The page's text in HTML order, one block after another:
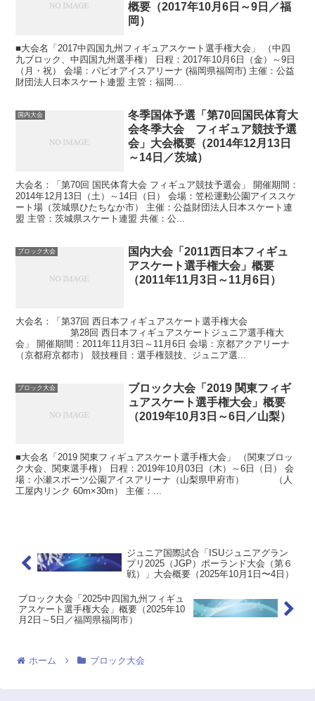
概要（2017年10月6日～9日／福
岡）
■大会名「2017中四国九州フィギュアスケート選手権大会」 （中四
九ブロック、中四国九州選手権） 日程：2017年10月6日（金）～9日
（月・祝） 会場：パピオアイスアリーナ (福岡県福岡市) 主催：公益
財団法人日本スケート連盟 主管：福岡...
国内大会
冬季国体予選「第70回国民体育大
会冬季大会 フィギュア競技予選
会」大会概要（2014年12月13日
～14日／茨城）
大会名：「第70回 国民体育大会 フィギュア競技予選会」 開催期間：
2014年12月13日（土）～14日（日） 会場：笠松運動公園アイススケ
ート場（茨城県ひたちなか市） 主催：公益財団法人日本スケート連
盟 主管：茨城県スケート連盟 共催：公...
ブロック大会
国内大会「2011西日本フィギュ
アスケート選手権大会」概要
（2011年11月3日～11月6日）
大会名：「第37回 西日本フィギュアスケート選手権大会
第28回 西日本フィギュアスケートジュニア選手権大
会」 開催期間：2011年11月3日～11月6日 会場：京都アクアリーナ
（京都府京都市） 競技種目：選手権競技、ジュニア選...
ブロック大会
ブロック大会「2019 関東フィギ
ュアスケート選手権大会」概要
（2019年10月3日～6日／山梨）
■大会名「2019 関東フィギュアスケート選手権大会」 （関東ブロッ
ク大会、関東選手権） 日程：2019年10月03日（木）～6日（日） 会
場：小瀬スポーツ公園アイスアリーナ（山梨県甲府市） （人
工屋内リンク 60m×30m） 主催：...
ジュニア国際試合「ISUジュニアグラン
プリ2025（JGP）ポーランド大会（第６
戦）」大会概要（2025年10月1日〜4日）
ブロック大会「2025中四国九州フィギュ
アスケート選手権大会」概要（2025年10
月2日～5日／福岡県福岡市）
ホーム ブロック大会